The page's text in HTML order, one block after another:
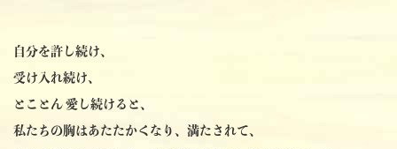
自分を許し続け、
受け入れ続け、
とことん 愛し続けると、
私たちの胸はあたたかくなり、満たされて、